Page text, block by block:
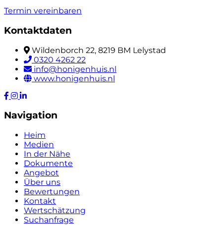
Termin vereinbaren
Kontaktdaten
Wildenborch 22, 8219 BM Lelystad
0320 4262 22
info@honigenhuis.nl
www.honigenhuis.nl
Navigation
Heim
Medien
In der Nähe
Dokumente
Angebot
Über uns
Bewertungen
Kontakt
Wertschätzung
Suchanfrage